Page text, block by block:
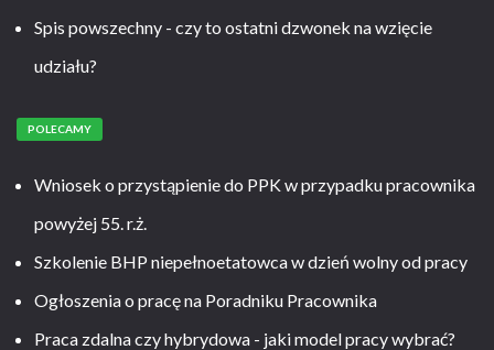
Spis powszechny - czy to ostatni dzwonek na wzięcie
udziału?
POLECAMY
Wniosek o przystąpienie do PPK w przypadku pracownika
powyżej 55. r.ż.
Szkolenie BHP niepełnoetatowca w dzień wolny od pracy
Ogłoszenia o pracę na Poradniku Pracownika
Praca zdalna czy hybrydowa - jaki model pracy wybrać?